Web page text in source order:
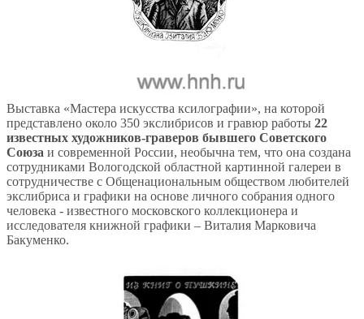
Выставка «Мастера искусства ксилографии», на которой
представлено около 350 экслибрисов и гравюр работы 22
известных художников-граверов бывшего Советского
Союза и современной России, необычна тем, что она создана
сотрудниками Вологодской областной картинной галереи в
сотрудничестве с Общенациональным обществом любителей
экслибриса и графики на основе личного собрания одного
человека - известного московского коллекционера и
исследователя книжной графики – Виталия Марковича
Бакуменко.